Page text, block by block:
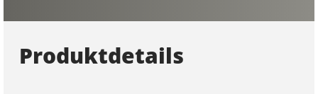
Produktdetails